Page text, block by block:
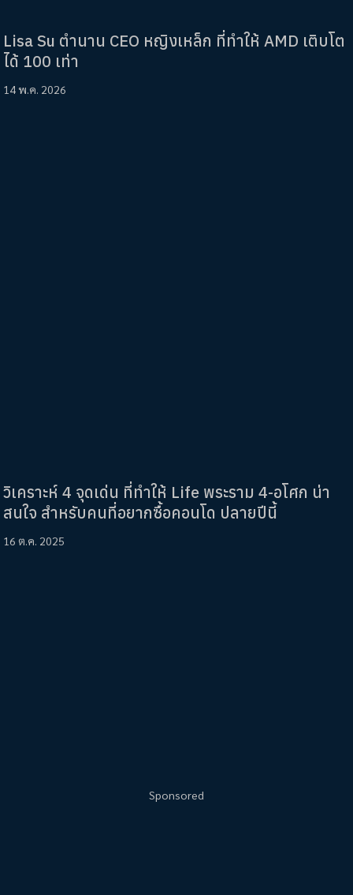
Lisa Su ตำนาน CEO หญิงเหล็ก ที่ทำให้ AMD เติบโต
ได้ 100 เท่า
14 พ.ค. 2026
วิเคราะห์ 4 จุดเด่น ที่ทำให้ Life พระราม 4-อโศก น่า
สนใจ สำหรับคนที่อยากซื้อคอนโด ปลายปีนี้
16 ต.ค. 2025
Sponsored